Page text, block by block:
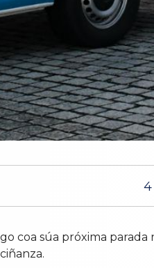
4
coa súa próxima parada